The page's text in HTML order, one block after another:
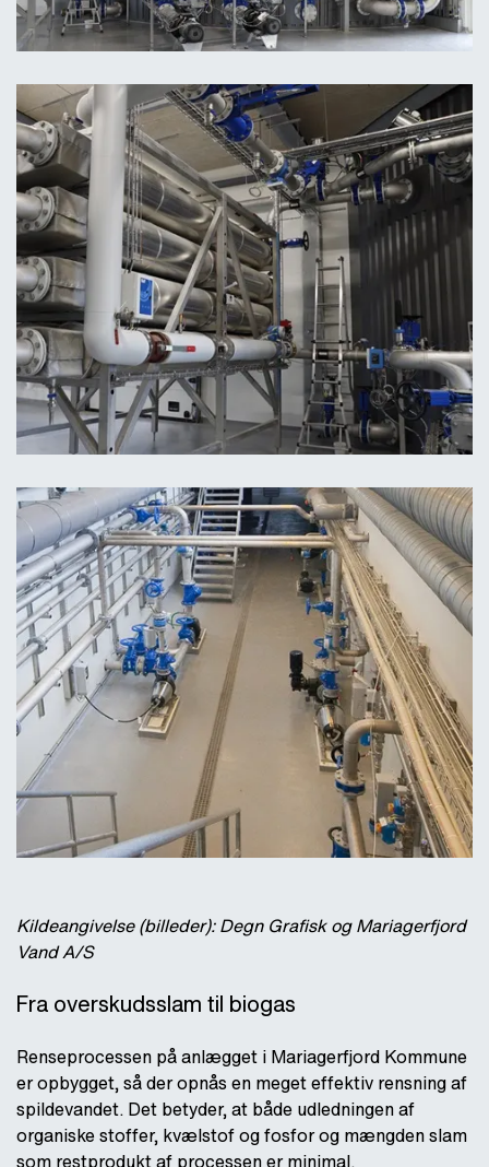
Kildeangivelse (billeder): Degn Grafisk og Mariagerfjord
Vand A/S
Fra overskudsslam til biogas
Renseprocessen på anlægget i Mariagerfjord Kommune
er opbygget, så der opnås en meget effektiv rensning af
spildevandet. Det betyder, at både udledningen af
organiske stoffer, kvælstof og fosfor og mængden slam
som restprodukt af processen er minimal.